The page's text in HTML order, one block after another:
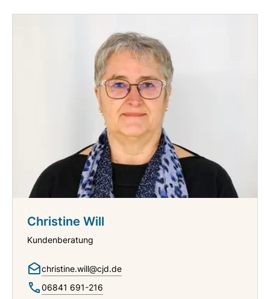
Christine Will
Kundenberatung
christine.will@cjd.de
06841 691-216